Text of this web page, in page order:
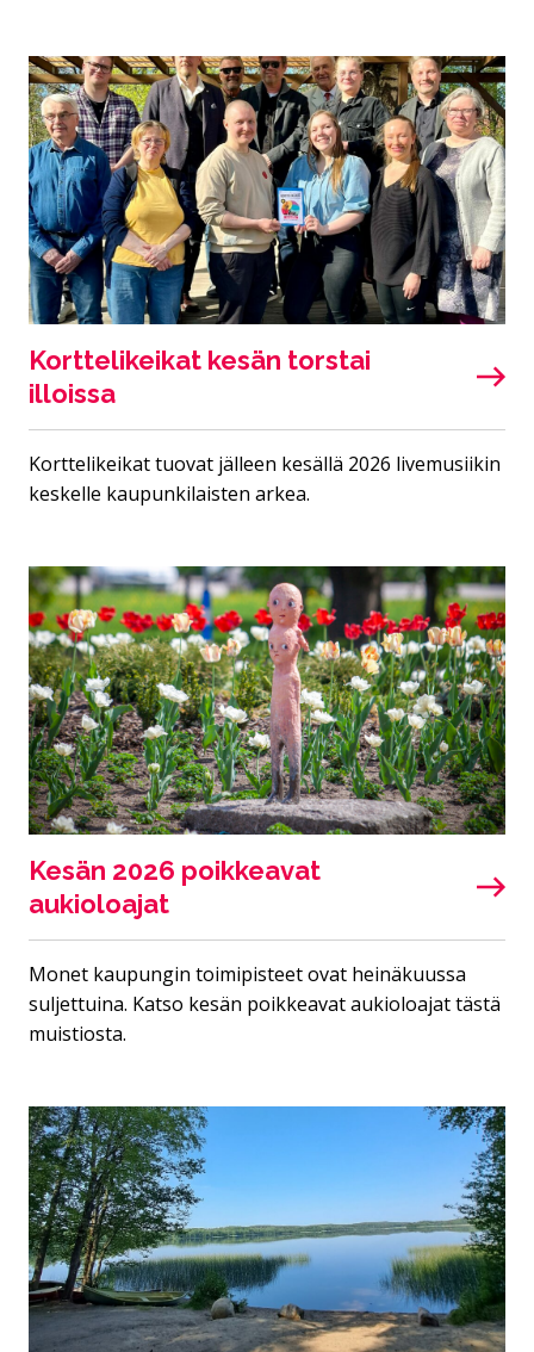
Korttelikeikat kesän torstai
illoissa
Korttelikeikat tuovat jälleen kesällä 2026 livemusiikin
keskelle kaupunkilaisten arkea.
Kesän 2026 poikkeavat
aukioloajat
Monet kaupungin toimipisteet ovat heinäkuussa
suljettuina. Katso kesän poikkeavat aukioloajat tästä
muistiosta.